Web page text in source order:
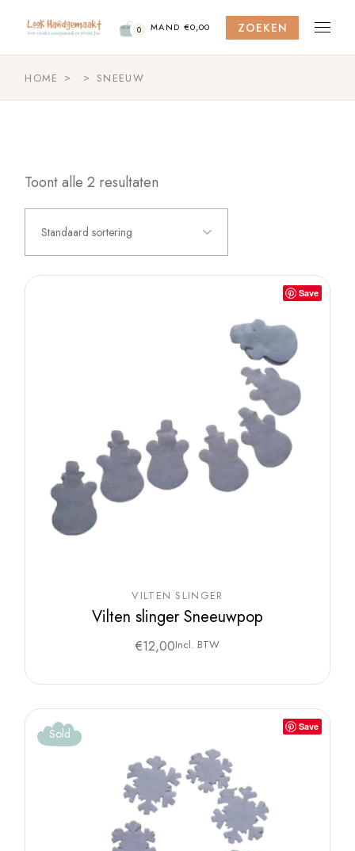
content
0 MAND €0,00 ZOEKEN
HOME SNEEUW
Toont alle 2 resultaten
Standaard sortering
Save
VILTEN SLINGER
Vilten slinger Sneeuwpop
€12,00Incl. BTW
Save
Sold